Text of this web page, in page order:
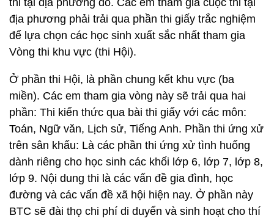
thi tại địa phương đó. Các em tham gia cuộc thi tại
địa phương phải trải qua phần thi giấy trắc nghiệm
để lựa chọn các học sinh xuất sắc nhất tham gia
Vòng thi khu vực (thi Hội).
Ở phần thi Hội, là phần chung kết khu vực (ba
miền). Các em tham gia vòng này sẽ trải qua hai
phần: Thi kiến thức qua bài thi giấy với các môn:
Toán, Ngữ văn, Lịch sử, Tiếng Anh. Phần thi ứng xử
trên sân khấu: Là các phần thi ứng xử tình huống
dành riêng cho học sinh các khối lớp 6, lớp 7, lớp 8,
lớp 9. Nội dung thi là các vấn đề gia đình, học
đường và các vấn đề xã hội hiện nay. Ở phần này
BTC sẽ đài thọ chi phí di duyển và sinh hoạt cho thí